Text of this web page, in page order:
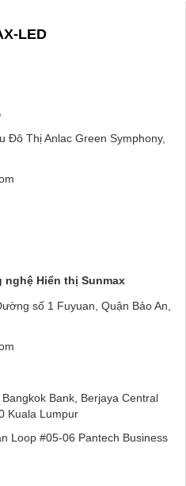
LED
Đô Thị Anlac Green Symphony,
nghệ Hiển thị Sunmax
số 1 Fuyuan, Quận Bảo An,
Bank, Berjaya Central
Kuala Lumpur
Loop #05-06 Pantech Business